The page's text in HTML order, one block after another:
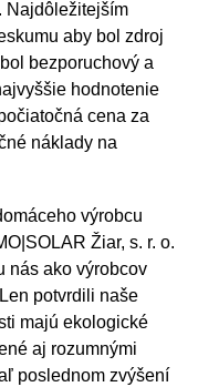
Najdôležitejším
aby bol zdroj
bezporuchový a
hodnotenie
cena za
náklady na
výrobcu
Žiar, s. r. o.
nás ako výrobcov
potvrdili naše
majú ekologické
aj rozumnými
poslednom zvýšení